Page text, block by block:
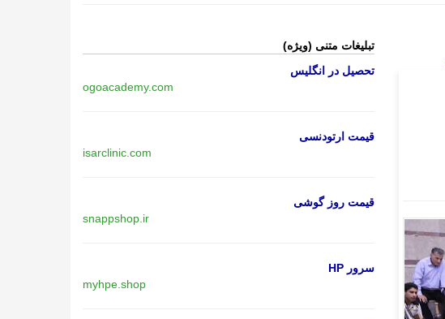
تبلیغات متنی (ویژه)
تحصیل در انگلیس
ogoacademy.com
قیمت ارتودنسی
isarclinic.com
قیمت روز گوشی
snappshop.ir
سرور HP
myhpe.shop